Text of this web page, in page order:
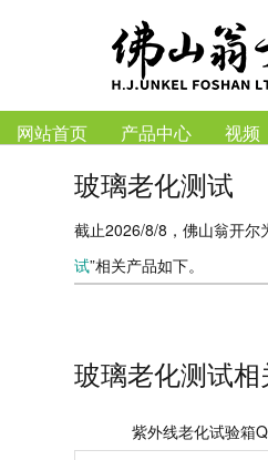
网站首页 产品中心 视频
玻璃老化测试
截止2026/8/8，佛山翁开尔
试”相关产品如下。
玻璃老化测试
紫外线老化试验箱